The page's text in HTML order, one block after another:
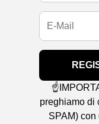
preghiamo di
SPAM) con